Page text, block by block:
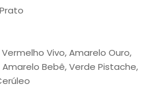
Vivo, Amarelo Ouro,
Bebê, Verde Pistache,